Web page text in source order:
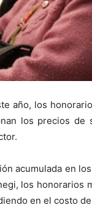
año, los
los precios de
acumulada en
los honorarios
en el costo